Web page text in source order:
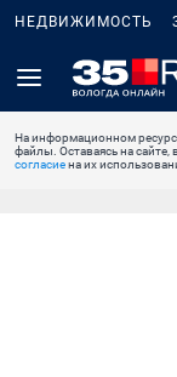
НЕДВИЖИМОСТЬ
На информационном
файлы. Оставаясь на
согласиена их